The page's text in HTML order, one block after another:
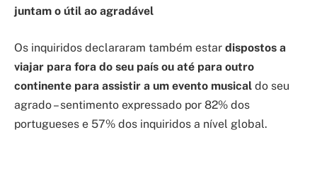
juntam o útil ao agradável
Os inquiridos declararam também estar dispostos a
viajar para fora do seu país ou até para outro
continente para assistir a um evento musical do seu
agrado – sentimento expressado por 82% dos
portugueses e 57% dos inquiridos a nível global.